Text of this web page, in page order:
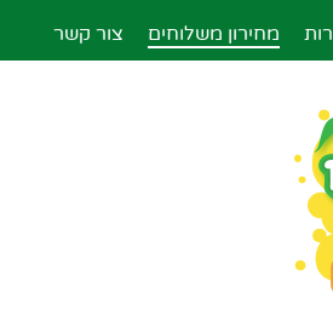
מחירון משלוחים צור קשר